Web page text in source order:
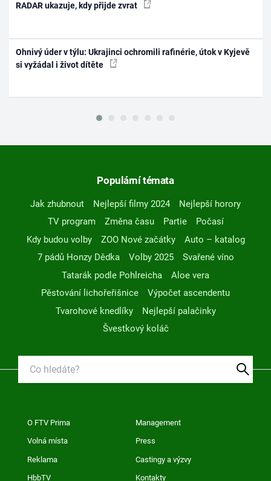
RADAR ukazuje, kdy přijde zvrat
Ohnivý úder v týlu: Ukrajinci ochromili rafinérie, útok v Kyjevě
si vyžádal i život dítěte
Populární témata
Jak zhubnout Nejlepší filmy 2024
Nejlepší horory
TV program
Změna času Partie
Počasí
Kdy budou volby
ZOO Nové začátky
Auto – katalog
7 pádů Honzy Dědka
Volby 2025
Svařené víno
Tatarák podle Pohlreicha
Aloe vera
Pěstování lichořeřišnice
Výpočet ascendentu
Tvarohové knedlíky
Nejlepší palačinky
Švestkový koláč
O FTV Prima Management
Volná místa Press
Reklama Castingy a výzvy
HbbTV Kontakty